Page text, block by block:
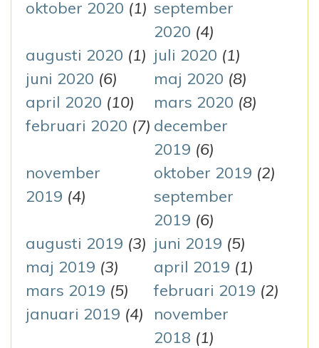
oktober 2020 (1) september
2020 (4)
augusti 2020 (1) juli 2020 (1)
juni 2020 (6) maj 2020 (8)
april 2020 (10) mars 2020 (8)
februari 2020 (7) december
2019 (6)
november
2019 (4)
oktober 2019 (2)
september
2019 (6)
augusti 2019 (3) juni 2019 (5)
maj 2019 (3) april 2019 (1)
mars 2019 (5) februari 2019 (2)
januari 2019 (4)
november
2018 (1)